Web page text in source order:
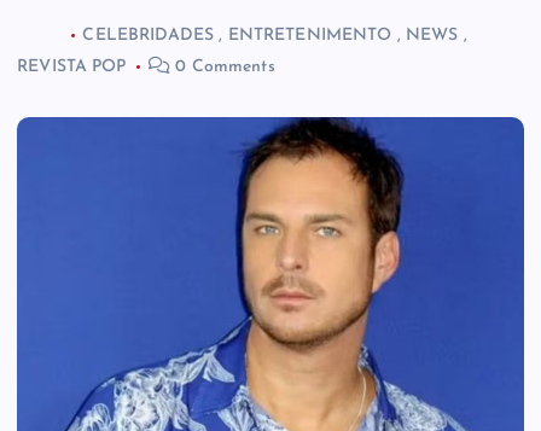
CELEBRIDADES , ENTRETENIMENTO , NEWS ,
REVISTA POP
0 Comments